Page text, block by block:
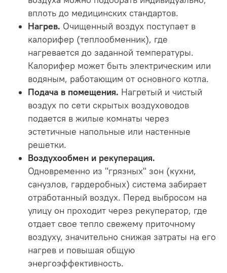
вплоть до медицинских стандартов.
Нагрев. Очищенный воздух поступает в
калорифер (теплообменник), где
нагревается до заданной температуры.
Калорифер может быть электрическим или
водяным, работающим от основного котла.
Подача в помещения. Нагретый и чистый
воздух по сети скрытых воздуховодов
подается в жилые комнаты через
эстетичные напольные или настенные
решетки.
Воздухообмен и рекуперация.
Одновременно из "грязных" зон (кухни,
санузлов, гардеробных) система забирает
отработанный воздух. Перед выбросом на
улицу он проходит через рекуператор, где
отдает свое тепло свежему приточному
воздуху, значительно снижая затраты на его
нагрев и повышая общую
энергоэффективность.